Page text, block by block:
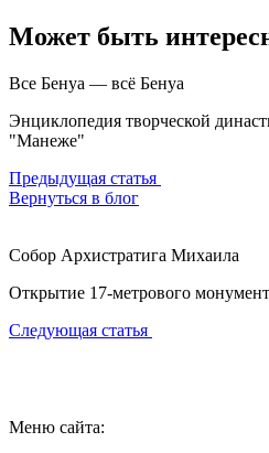
Может быть
Все Бенуа — всё Бенуа
Энциклопедия творческой
"Манеже"
Предыдущая статья
Вернуться в блог
Собор Архистратига Михаила
Открытие 17-метрового
Следующая статья
Меню сайта: